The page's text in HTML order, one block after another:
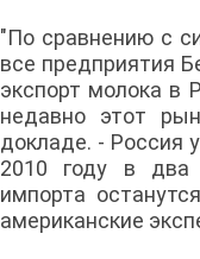
"По сравнению с
все предприятия
экспорт молока в
недавно этот
докладе. - Россия
2010 году в два
импорта
американские